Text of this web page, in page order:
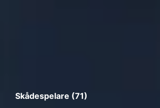
Skådespelare (71)